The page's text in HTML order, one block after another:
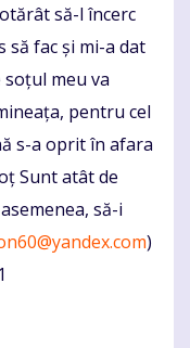
să-l încerc
să fac și mi-a dat
meu va
pentru cel
s-a oprit în afara
Sunt atât de
să-i
)